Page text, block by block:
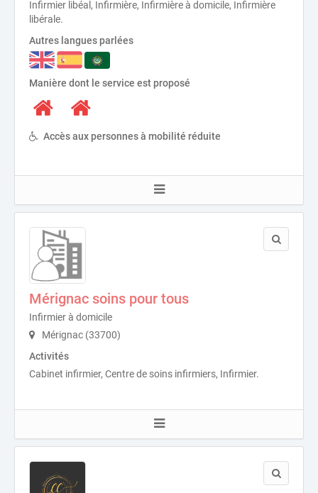
Infirmier libéal, Infirmière, Infirmière à domicile, Infirmière
libérale.
Autres langues parlées
Manière dont le service est proposé
Accès aux personnes à mobilité réduite
Mérignac soins pour tous
Infirmier à domicile
Mérignac (33700)
Activités
Cabinet infirmier, Centre de soins infirmiers, Infirmier.